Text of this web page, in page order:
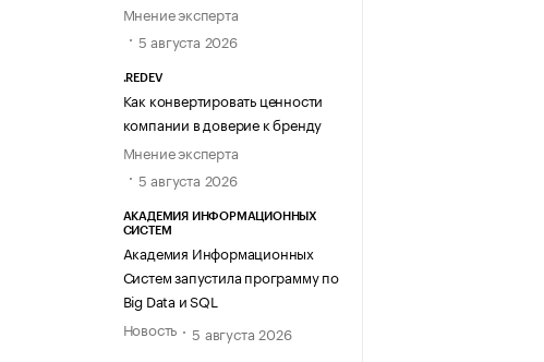
Мнение эксперта
5 августа 2026
.REDEV
Как конвертировать ценности
компании в доверие к бренду
Мнение эксперта
5 августа 2026
АКАДЕМИЯ ИНФОРМАЦИОННЫХ
СИСТЕМ
Академия Информационных
Систем запустила программу по
Big Data и SQL
Новость
5 августа 2026